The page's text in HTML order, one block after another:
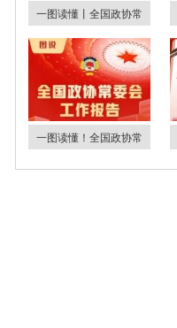
一图读懂丨全国政协常
一图读懂！全国政协常